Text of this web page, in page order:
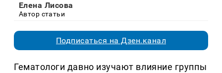
Елена Лисова
Автор статьи
Подписаться на Дзен.канал
Гематологи давно изучают влияние группы